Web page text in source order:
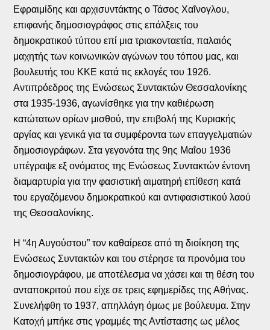
Εφραιμίδης και αρχισυντάκτης ο Τάσος Χαΐνογλου,
επιφανής δημοσιογράφος στις επάλξεις του
δημοκρατικού τύπου επί μια τριακονταετία, παλαιός
μαχητής των κοινωνικών αγώνων του τόπου μας, και
βουλευτής του ΚΚΕ κατά τις εκλογές του 1926.
Αντιπρόεδρος της Ενώσεως Συντακτών Θεσσαλονίκης
στα 1935-1936, αγωνίσθηκε για την καθιέρωση
κατώτατων ορίων μισθού, την επιβολή της Κυριακής
αργίας και γενικά για τα συμφέροντα των επαγγελματιών
δημοσιογράφων. Στα γεγονότα της 9ης Μαΐου 1936
υπέγραψε εξ ονόματος της Ενώσεως Συντακτών έντονη
διαμαρτυρία για την φασιστική αιματηρή επίθεση κατά
του εργαζόμενου δημοκρατικού και αντιφασιστικού λαού
της Θεσσαλονίκης.
Η “4η Αυγούστου” τον καθαίρεσε από τη διοίκηση της
Ενώσεως Συντακτών και του στέρησε τα προνόμια του
δημοσιογράφου, με αποτέλεσμα να χάσει και τη θέση του
ανταποκριτού που είχε σε τρεις εφημερίδες της Αθήνας.
Συνελήφθη το 1937, απηλλάγη όμως με βούλευμα. Στην
Κατοχή μπήκε στις γραμμές της Αντίστασης ως μέλος